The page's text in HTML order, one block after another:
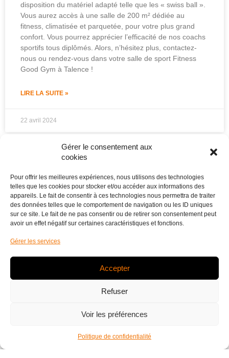
Gérer le consentement aux
cookies
Pour offrir les meilleures expériences, nous utilisons des technologies
telles que les cookies pour stocker et/ou accéder aux informations des
appareils. Le fait de consentir à ces technologies nous permettra de traiter
des données telles que le comportement de navigation ou les ID uniques
sur ce site. Le fait de ne pas consentir ou de retirer son consentement peut
avoir un effet négatif sur certaines caractéristiques et fonctions.
Gérer les services
Accepter
Refuser
Voir les préférences
Politique de confidentialité
disposition du matériel adapté telle que les « swiss ball ».
Vous aurez accès à une salle de 200 m² dédiée au
fitness, climatisée et parquetée, pour votre plus grand
confort. Vous pourrez apprécier l’efficacité de nos coachs
sportifs tous diplômés. Alors, n’hésitez plus, contactez-
nous ou rendez-vous dans votre salle de sport Fitness
Good Gym à Talence !
LIRE LA SUITE »
22 avril 2024
FAIRE DU SPORT EN PISCINE : QUELS
AVANTAGES POUR QUELLES
Tout le monde le sait, faire du sport dans l’eau présente